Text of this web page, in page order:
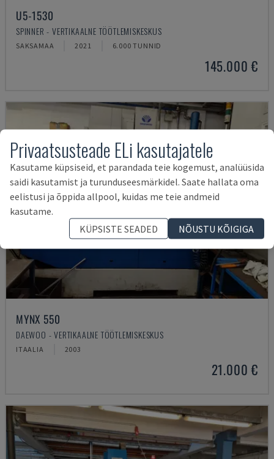
U5-1530
SPINNER - VERTIKAALNE TÖÖTLEMISKESKUS
SAKSAMAA 2021 6.000 TUNNID
145.000 €
MYNX 550
DAEWOO - VERTIKAALNE TÖÖTLEMISKESKUS
ITAALIA 2003
21.000 €
Privaatsusteade ELi kasutajatele
Kasutame küpsiseid, et parandada teie kogemust, analüüsida
saidi kasutamist ja turunduseesmärkidel. Saate hallata oma
eelistusi ja õppida allpool, kuidas me teie andmeid
kasutame.
KÜPSISTE SEADED
NÕUSTU KÕIGIGA